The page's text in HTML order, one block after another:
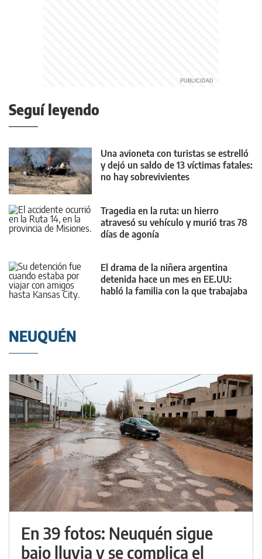
Seguí leyendo
Una avioneta con turistas se estrelló
y dejó un saldo de 13 víctimas fatales:
no hay sobrevivientes
Tragedia en la ruta: un hierro
atravesó su vehículo y murió tras 78
días de agonía
El drama de la niñera argentina
detenida hace un mes en EE.UU:
habló la familia con la que trabajaba
NEUQUÉN
En 39 fotos: Neuquén sigue
bajo lluvia y se complica el